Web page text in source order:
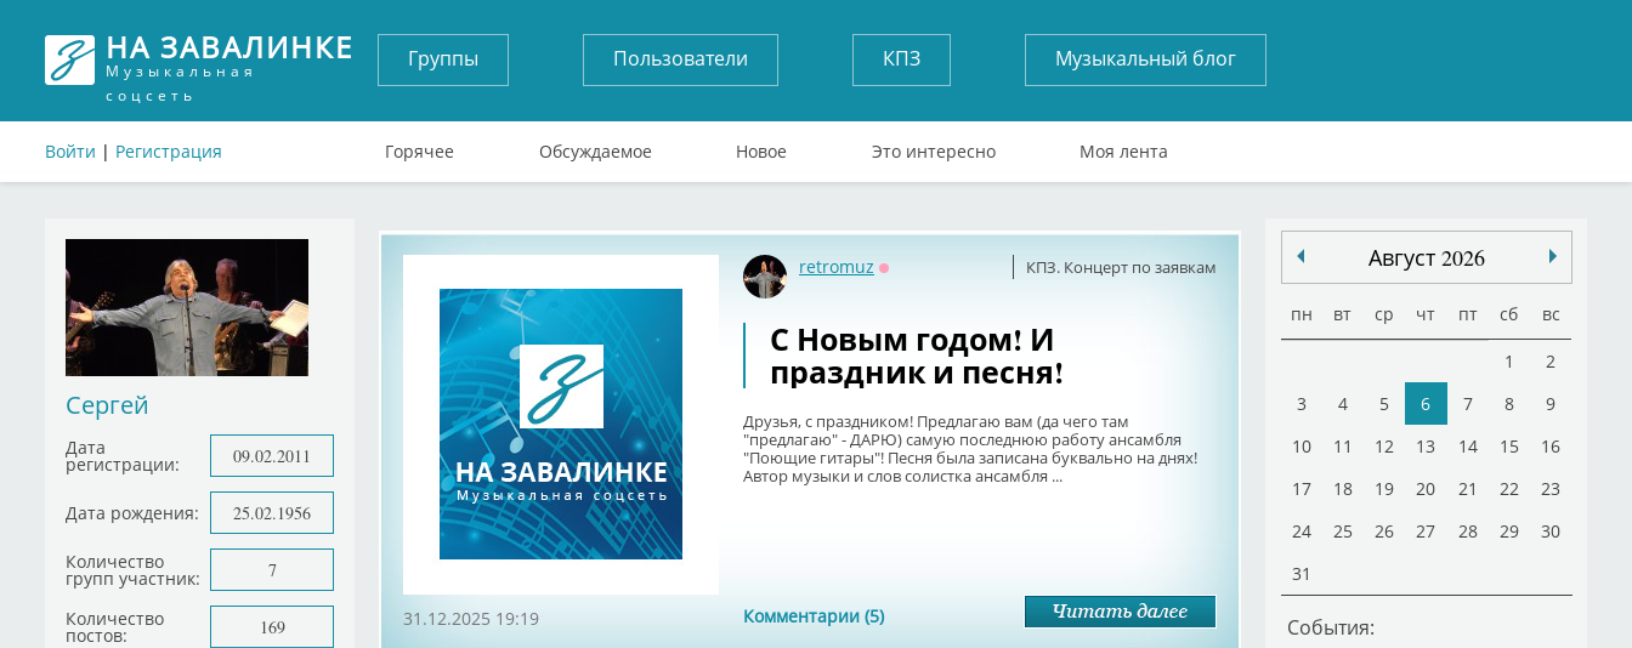
НА ЗАВАЛИНКЕ
Музыкальная
соцсеть
Войти | Регистрация
Группы Пользователи КПЗ Музыкальный блог
Горячее Обсуждаемое Новое Это интересно Моя лента
Сергей
Дата
регистрации: 09.02.2011
Дата рождения: 25.02.1956
Количество
групп участник: 7
Количество
постов: 169
КПЗ. Концерт по заявкам
retromuz
С Новым годом! И
праздник и песня!
Друзья, с праздником! Предлагаю вам (да чего там
"предлагаю" - ДАРЮ) самую последнюю работу ансамбля
"Поющие гитары"! Песня была записана буквально на днях!
Автор музыки и слов солистка ансамбля ...
Комментарии (5)
31.12.2025 19:19
Август 2026
пн вт ср чт пт сб вс
1
2
3
4 5 6 7 8
9
10
11 12 13 14 15
16
17
18 19 20 21 22
23
24
25 26 27 28 29
30
31
События: